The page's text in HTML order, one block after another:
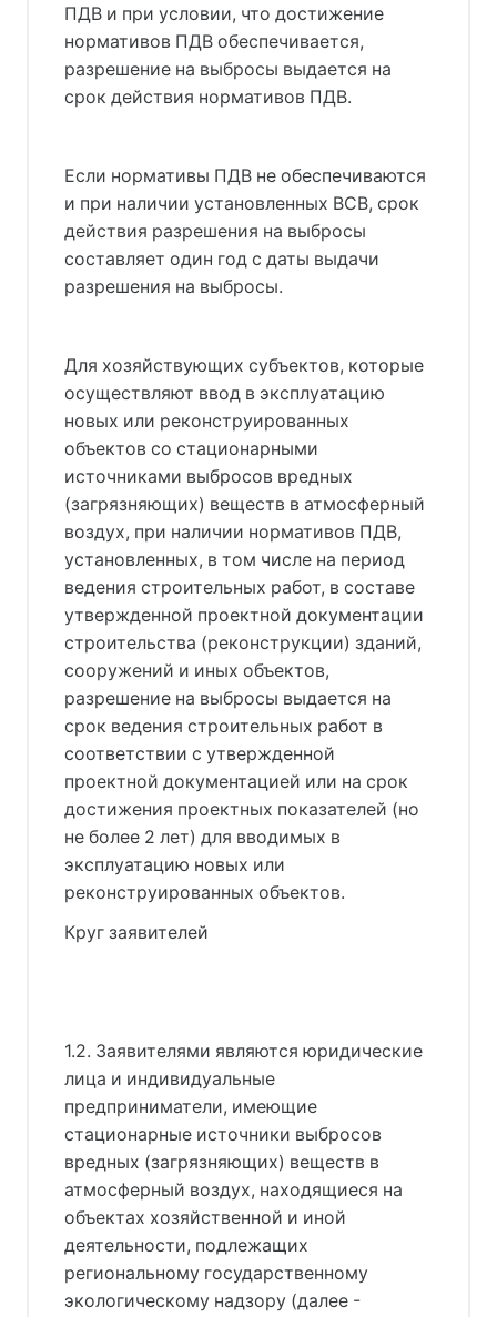
ПДВ и при условии, что достижение
нормативов ПДВ обеспечивается,
разрешение на выбросы выдается на
срок действия нормативов ПДВ.
Если нормативы ПДВ не обеспечиваются
и при наличии установленных ВСВ, срок
действия разрешения на выбросы
составляет один год с даты выдачи
разрешения на выбросы.
Для хозяйствующих субъектов, которые
осуществляют ввод в эксплуатацию
новых или реконструированных
объектов со стационарными
источниками выбросов вредных
(загрязняющих) веществ в атмосферный
воздух, при наличии нормативов ПДВ,
установленных, в том числе на период
ведения строительных работ, в составе
утвержденной проектной документации
строительства (реконструкции) зданий,
сооружений и иных объектов,
разрешение на выбросы выдается на
срок ведения строительных работ в
соответствии с утвержденной
проектной документацией или на срок
достижения проектных показателей (но
не более 2 лет) для вводимых в
эксплуатацию новых или
реконструированных объектов.
Круг заявителей
1.2. Заявителями являются юридические
лица и индивидуальные
предприниматели, имеющие
стационарные источники выбросов
вредных (загрязняющих) веществ в
атмосферный воздух, находящиеся на
объектах хозяйственной и иной
деятельности, подлежащих
региональному государственному
экологическому надзору (далее -